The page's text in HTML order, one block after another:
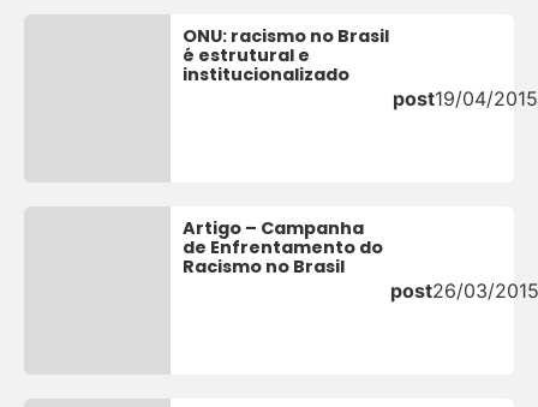
ONU: racismo no Brasil
é estrutural e
institucionalizado
post19/04/2015
Artigo – Campanha
de Enfrentamento do
Racismo no Brasil
post26/03/